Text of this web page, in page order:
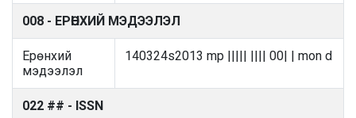
008 - ЕРӨНХИЙ МЭДЭЭЛЭЛ
Ерөнхий
мэдээлэл
140324s2013 mp ||||| |||| 00| | mon d
022 ## - ISSN